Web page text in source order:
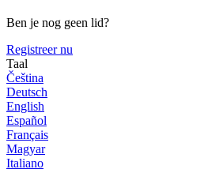
Ben je nog geen lid?
Registreer nu
Taal
Čeština
Deutsch
English
Español
Français
Magyar
Italiano